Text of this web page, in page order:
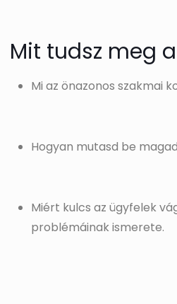
Mit tudsz meg
Mi az önazonos szakmai
Hogyan mutasd be
Miért kulcs az ügyfelek
problémáinak ismerete.